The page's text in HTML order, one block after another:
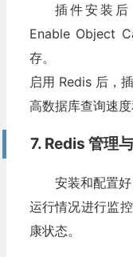
插件安装
Enable Object
存。
启用 Redis 后，
高数据库查询速度
7. Redis 管理
安装和配置
运行情况进行监
康状态。